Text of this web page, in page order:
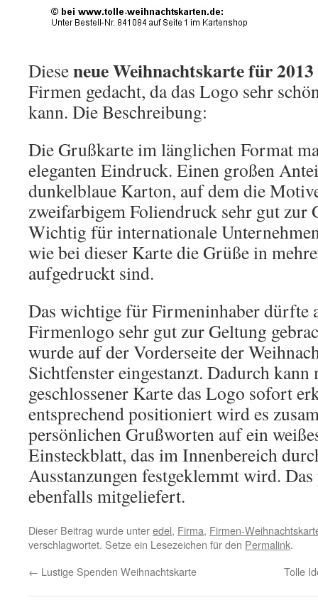
Dieseneue Weihnachtskarte für 2013
Firmen gedacht, da das Logo sehr
kann. Die Beschreibung:
Die Grußkarte im länglichen Format
eleganten Eindruck. Einen großen
dunkelblaue Karton, auf dem die
zweifarbigem Foliendruck sehr gut zur
Wichtig für internationale
wie bei dieser Karte die Grüße in
aufgedruckt sind.
Das wichtige für Firmeninhaber dürfte
Firmenlogo sehr gut zur Geltung
wurde auf der Vorderseite der
Sichtfenster eingestanzt. Dadurch kann
geschlossener Karte das Logo sofort
entsprechend positioniert wird es
persönlichen Grußworten auf ein
Einsteckblatt, das im Innenbereich
Ausstanzungen festgeklemmt wird.
ebenfalls mitgeliefert.
Dieser Beitrag wurde unteredel, Firma, Firmen-
verschlagwortet. Setze ein Lesezeichen für den Permalink.
← Lustige Spenden Weihnachtskarte Tolle